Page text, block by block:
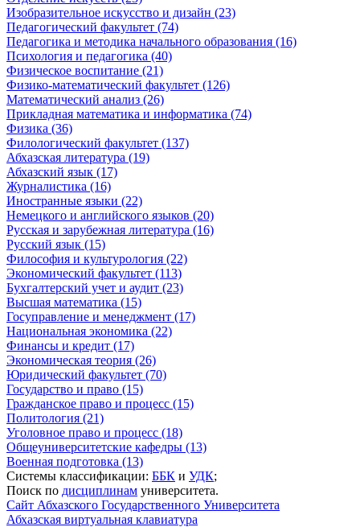
Изобразительное искусство и дизайн (23)
Педагогический факультет (74)
Педагогика и методика начального образования (16)
Психология и педагогика (40)
Физическое воспитание (21)
Физико-математический факультет (126)
Математический анализ (26)
Прикладная математика и информатика (74)
Физика (36)
Филологический факультет (137)
Абхазская литература (19)
Абхазский язык (17)
Журналистика (16)
Иностранные языки (22)
Немецкого и английского языков (20)
Русская и зарубежная литература (16)
Русский язык (15)
Философия и культурология (22)
Экономический факультет (113)
Бухгалтерский учет и аудит (23)
Высшая математика (15)
Госуправление и менеджмент (17)
Национальная экономика (22)
Финансы и кредит (17)
Экономическая теория (26)
Юридический факультет (70)
Государство и право (15)
Гражданское право и процесс (15)
Политология (21)
Уголовное право и процесс (18)
Общеуниверситетские кафедры (13)
Военная подготовка (13)
Системы классификации: ББК и УДК;
Поиск по дисциплинам университета.
Сайт Абхазского Государственного Университета
Абхазская виртуальная клавиатура